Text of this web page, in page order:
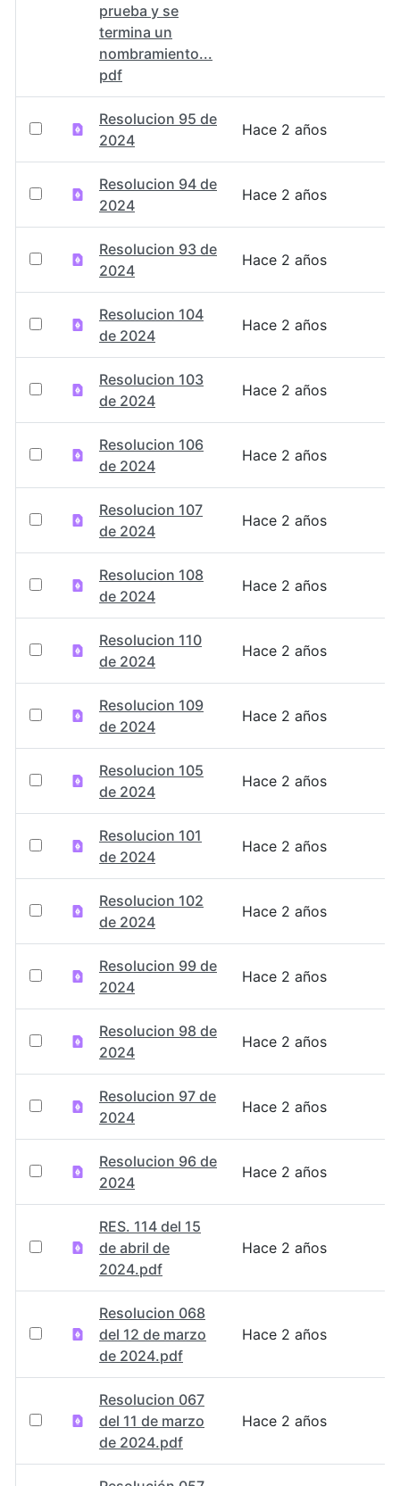
prueba y se
termina un
nombramiento...
pdf
Resolucion 95 de
2024
Hace 2 años
Resolucion 94 de
2024
Hace 2 años
Resolucion 93 de
2024
Hace 2 años
Resolucion 104
de 2024
Hace 2 años
Resolucion 103
de 2024
Hace 2 años
Resolucion 106
de 2024
Hace 2 años
Resolucion 107
de 2024
Hace 2 años
Resolucion 108
de 2024
Hace 2 años
Resolucion 110
de 2024
Hace 2 años
Resolucion 109
de 2024
Hace 2 años
Resolucion 105
de 2024
Hace 2 años
Resolucion 101
de 2024
Hace 2 años
Resolucion 102
de 2024
Hace 2 años
Resolucion 99 de
2024
Hace 2 años
Resolucion 98 de
2024
Hace 2 años
Resolucion 97 de
2024
Hace 2 años
Resolucion 96 de
2024
Hace 2 años
RES. 114 del 15
de abril de
2024.pdf
Hace 2 años
Resolucion 068
del 12 de marzo
de 2024.pdf
Hace 2 años
Resolucion 067
del 11 de marzo
de 2024.pdf
Hace 2 años